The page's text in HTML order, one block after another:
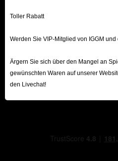
Toller Rabatt
Werden Sie VIP-Mitglied von IGGM
Ärgern Sie sich über den Mangel an
gewünschten Waren auf unserer
den Livechat!